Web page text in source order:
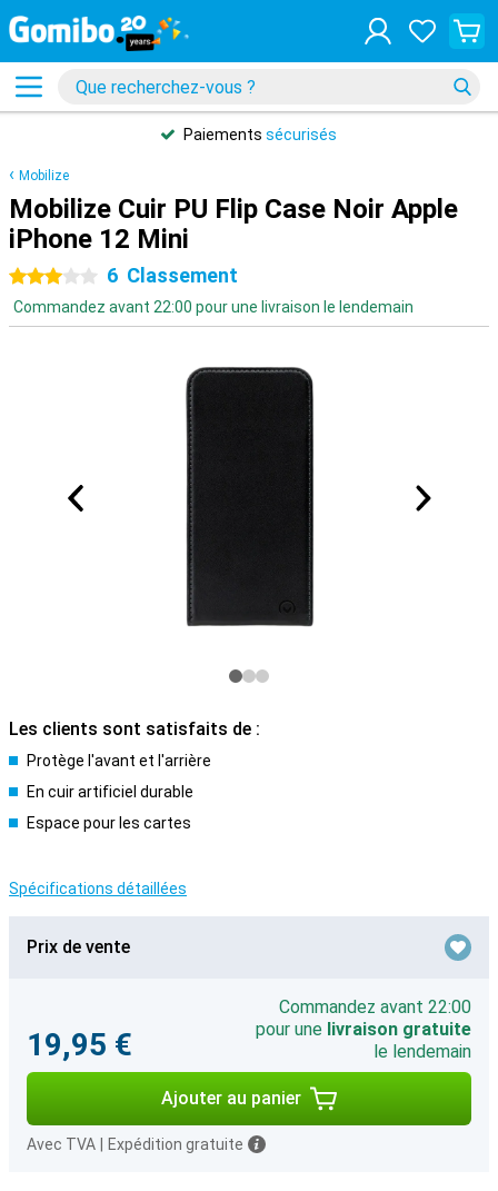
Paiements sécurisés
Mobilize
Mobilize Cuir PU Flip Case Noir Apple
iPhone 12 Mini
3 étoiles6 Classement
Commandez avant 22:00 pour une livraison le lendemain
Les clients sont satisfaits de :
Protège l'avant et l'arrière
En cuir artificiel durable
Espace pour les cartes
Spécifications détaillées
Prix de vente
19,95 €
Commandez avant 22:00
pour une livraison gratuite
le lendemain
Ajouter au panier
Avec TVA Expédition gratuite